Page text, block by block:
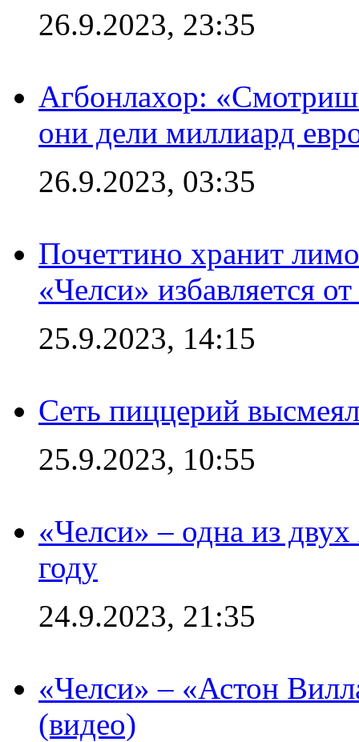
26.9.2023, 23:35
Агбонлахор:
они дели миллиард
26.9.2023, 03:35
Почеттино хранит
«Челси» избавляется
25.9.2023, 14:15
Сеть пиццерий
25.9.2023, 10:55
«Челси» – одна из
году
24.9.2023, 21:35
«Челси» – «Астон
(видео)